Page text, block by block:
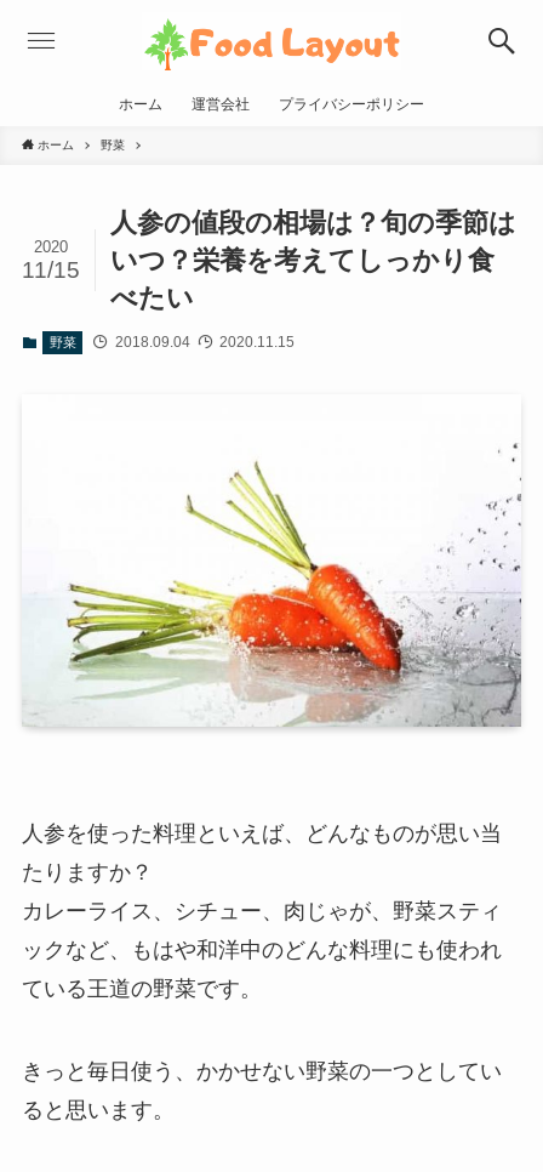
ホーム 運営会社 プライバシーポリシー
ホーム 野菜
人参の値段の相場は？旬の季節は
いつ？栄養を考えてしっかり食
べたい
2020
11/15
野菜 2018.09.04 2020.11.15
人参を使った料理といえば、どんなものが思い当
たりますか？
カレーライス、シチュー、肉じゃが、野菜スティ
ックなど、もはや和洋中のどんな料理にも使われ
ている王道の野菜です。
きっと毎日使う、かかせない野菜の一つとしてい
ると思います。